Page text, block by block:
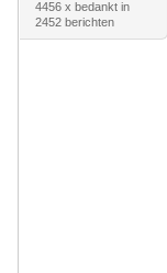
4456 x bedankt in
2452 berichten